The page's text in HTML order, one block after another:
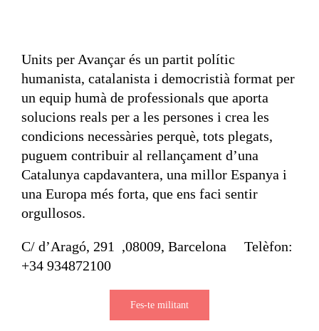
Units per Avançar és un partit polític
humanista, catalanista i democristià format per
un equip humà de professionals que aporta
solucions reals per a les persones i crea les
condicions necessàries perquè, tots plegats,
puguem contribuir al rellançament d’una
Catalunya capdavantera, una millor Espanya i
una Europa més forta, que ens faci sentir
orgullosos.
C/ d’Aragó, 291 ,08009, Barcelona Telèfon:
+34 934872100
Fes-te militant